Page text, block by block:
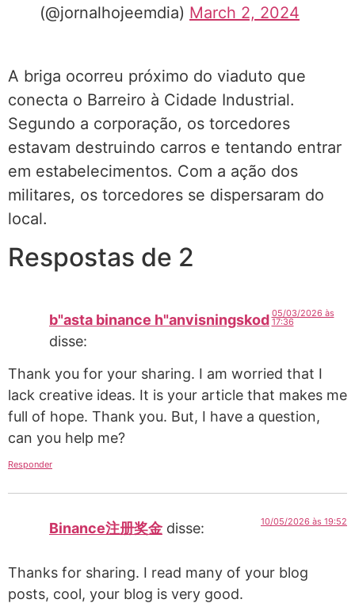
(@jornalhojeemdia) March 2, 2024
A briga ocorreu próximo do viaduto que
conecta o Barreiro à Cidade Industrial.
Segundo a corporação, os torcedores
estavam destruindo carros e tentando entrar
em estabelecimentos. Com a ação dos
militares, os torcedores se dispersaram do
local.
Respostas de 2
b"asta binance h"anvisningskod
disse:
05/03/2026 às
17:36
Thank you for your sharing. I am worried that I
lack creative ideas. It is your article that makes me
full of hope. Thank you. But, I have a question,
can you help me?
Responder
Binance注册奖金 disse: 10/05/2026 às 19:52
Thanks for sharing. I read many of your blog
posts, cool, your blog is very good.